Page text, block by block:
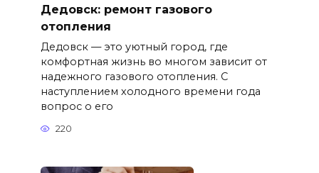
Дедовск: ремонт газового
отопления
Дедовск — это уютный город, где
комфортная жизнь во многом зависит от
надежного газового отопления. С
наступлением холодного времени года
вопрос о его
220